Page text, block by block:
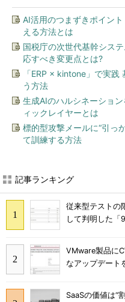
AI活用のつまずきポイン
える方法とは
国税庁の次世代基幹シス
応すべき変更点とは?
「ERP × kintone」で実
う方法
生成AIのハルシネーショ
ィックレイヤーとは
標的型攻撃メールに“引っ
て訓練する方法
記事ランキング
従来型テスト
して判明した「
VMware製品に
なアップデート
SaaSの価値は“